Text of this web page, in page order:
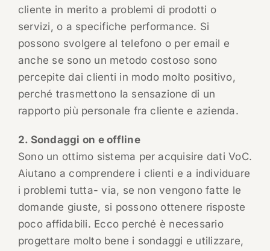
cliente in merito a problemi di prodotti o
servizi, o a specifiche performance. Si
possono svolgere al telefono o per email e
anche se sono un metodo costoso sono
percepite dai clienti in modo molto positivo,
perché trasmettono la sensazione di un
rapporto più personale fra cliente e azienda.
2. Sondaggi on e offline
Sono un ottimo sistema per acquisire dati VoC.
Aiutano a comprendere i clienti e a individuare
i problemi tutta- via, se non vengono fatte le
domande giuste, si possono ottenere risposte
poco affidabili. Ecco perché è necessario
progettare molto bene i sondaggi e utilizzare,